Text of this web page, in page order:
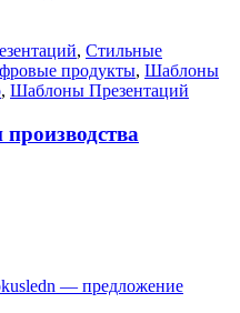
, Стильные
продукты, Шаблоны
, Шаблоны Презентаций